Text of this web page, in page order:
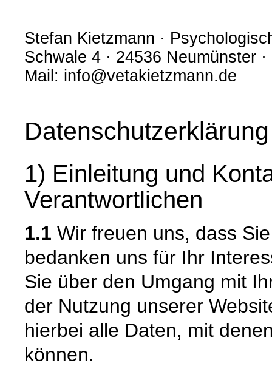
Stefan Kietzmann ·
Schwale 4 · 24536 Neumünster
Mail: info@vetakietzmann.de
Datenschutzerklärung
1) Einleitung und
Verantwortlichen
1.1 Wir freuen uns, dass
bedanken uns für Ihr
Sie über den Umgang mit
der Nutzung unserer
hierbei alle Daten, mit
können.